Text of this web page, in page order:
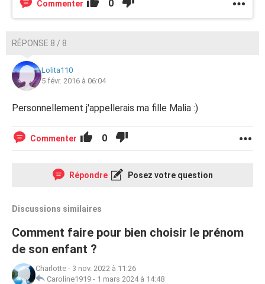
Commenter 0
RÉPONSE 8 / 8
Lolita110
5 févr. 2016 à 06:04
Personnellement j'appellerais ma fille Malia :)
Commenter 0
Répondre Posez votre question
Discussions similaires
Comment faire pour bien choisir le prénom
de son enfant ?
Charlotte - 3 nov. 2022 à 11:26
Caroline1919 - 1 mars 2024 à 14:48